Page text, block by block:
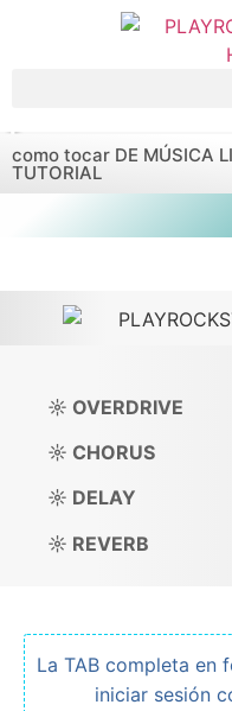
Saltar al contenido
como tocar DE MÚSICA
TUTORIAL
☼ OVERDRIVE
☼ CHORUS
☼ DELAY
☼ REVERB
La TAB completa en
iniciar sesión